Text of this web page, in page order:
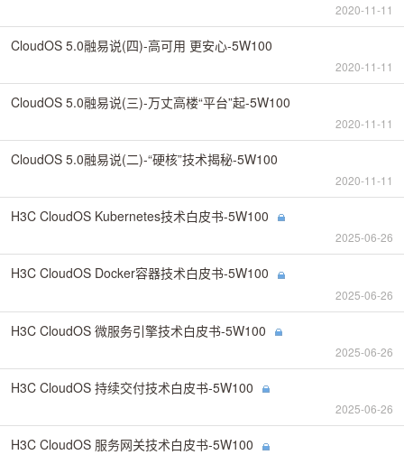
2020-11-11
CloudOS 5.0融易说(四)-高可用 更安心-5W100
2020-11-11
CloudOS 5.0融易说(三)-万丈高楼“平台”起-5W100
2020-11-11
CloudOS 5.0融易说(二)-“硬核”技术揭秘-5W100
2020-11-11
H3C CloudOS Kubernetes技术白皮书-5W100
2025-06-26
H3C CloudOS Docker容器技术白皮书-5W100
2025-06-26
H3C CloudOS 微服务引擎技术白皮书-5W100
2025-06-26
H3C CloudOS 持续交付技术白皮书-5W100
2025-06-26
H3C CloudOS 服务网关技术白皮书-5W100